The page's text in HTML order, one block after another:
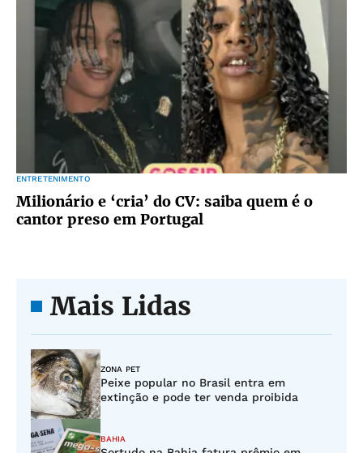
ENTRETENIMENTO
Milionário e ‘cria’ do CV: saiba quem é o
cantor preso em Portugal
Mais Lidas
ZONA PET
Peixe popular no Brasil entra em
extinção e pode ter venda proibida
BAHIA